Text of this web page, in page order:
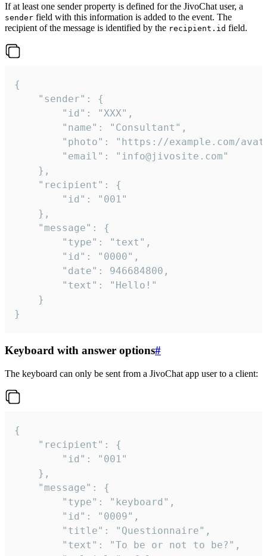
If at least one sender property is defined for the JivoChat user, a
sender field with this information is added to the event. The
recipient of the message is identified by the recipient.id field.
{
}
Keyboard with answer options#
The keyboard can only be sent from a JivoChat app user to a client:
{